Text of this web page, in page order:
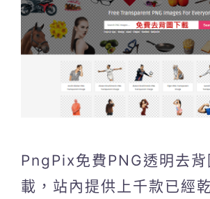
PngPix免費PNG透明去背
載，站內提供上千款已經